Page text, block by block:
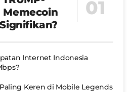
Memecoin
Internet Indonesia
Keren di Mobile Legends